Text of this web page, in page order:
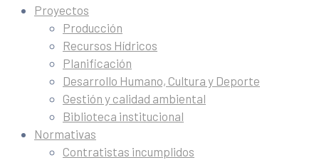
Proyectos
Producción
Recursos Hídricos
Planificación
Desarrollo Humano, Cultura y Deporte
Gestión y calidad ambiental
Biblioteca institucional
Normativas
Contratistas incumplidos